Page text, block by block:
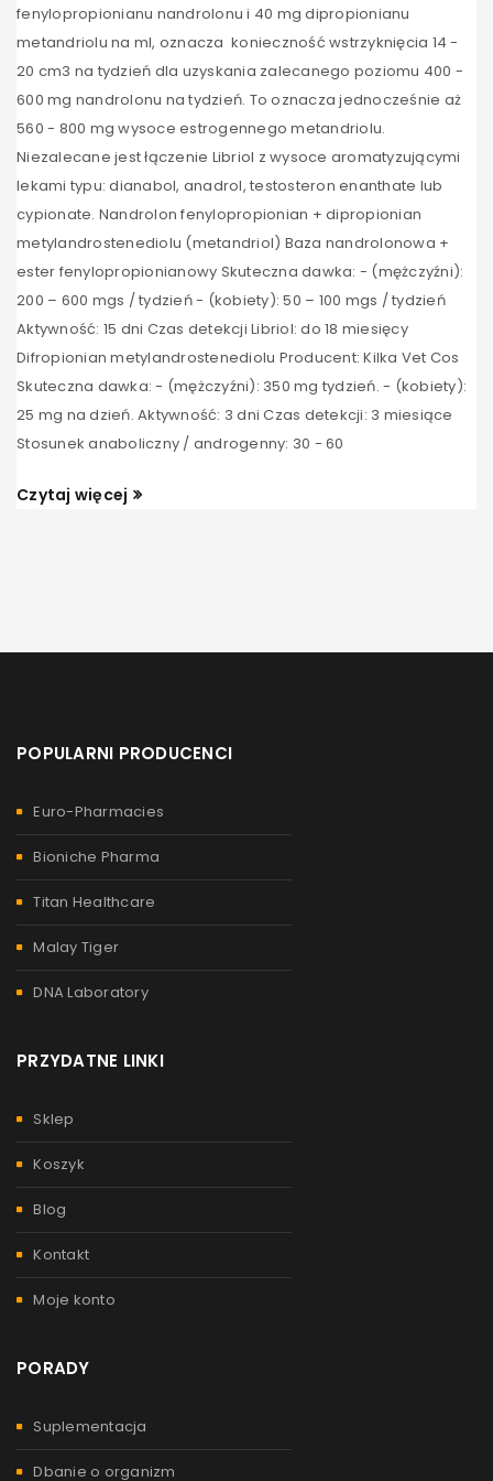
fenylopropionianu nandrolonu i 40 mg dipropionianu
metandriolu na ml, oznacza konieczność wstrzyknięcia 14 -
20 cm3 na tydzień dla uzyskania zalecanego poziomu 400 -
600 mg nandrolonu na tydzień. To oznacza jednocześnie aż
560 - 800 mg wysoce estrogennego metandriolu.
Niezalecane jest łączenie Libriol z wysoce aromatyzującymi
lekami typu: dianabol, anadrol, testosteron enanthate lub
cypionate. Nandrolon fenylopropionian + dipropionian
metylandrostenediolu (metandriol) Baza nandrolonowa +
ester fenylopropionianowy Skuteczna dawka: - (mężczyźni):
200 – 600 mgs / tydzień - (kobiety): 50 – 100 mgs / tydzień
Aktywność: 15 dni Czas detekcji Libriol: do 18 miesięcy
Difropionian metylandrostenediolu Producent: Kilka Vet Cos
Skuteczna dawka: - (mężczyźni): 350 mg tydzień. - (kobiety):
25 mg na dzień. Aktywność: 3 dni Czas detekcji: 3 miesiące
Stosunek anaboliczny / androgenny: 30 - 60
Czytaj więcej
POPULARNI PRODUCENCI
Euro-Pharmacies
Bioniche Pharma
Titan Healthcare
Malay Tiger
DNA Laboratory
PRZYDATNE LINKI
Sklep
Koszyk
Blog
Kontakt
Moje konto
PORADY
Suplementacja
Dbanie o organizm